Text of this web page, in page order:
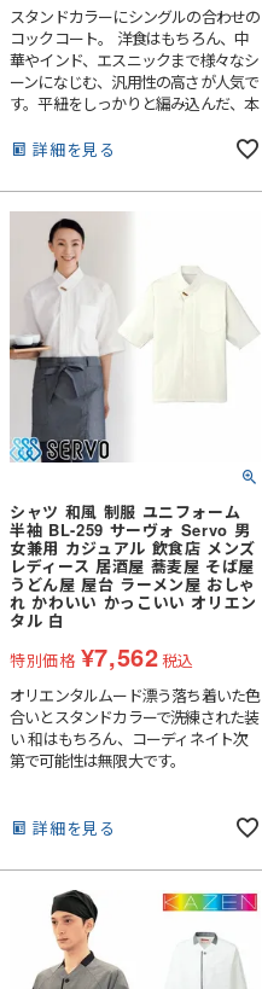
スタンドカラーにシングルの合わせの
コックコート。 洋食はもちろん、中
華やインド、エスニックまで様々なシ
ーンになじむ、汎用性の高さが人気で
す。平紐をしっかりと編み込んだ、本
す。左胸片玉縁ポケット付き。
詳細を見る
シャツ 和風 制服 ユニフォーム
半袖 BL-259 サーヴォ Servo 男
女兼用 カジュアル 飲食店 メンズ
レディース 居酒屋 蕎麦屋 そば屋
うどん屋 屋台 ラーメン屋 おしゃ
れ かわいい かっこいい オリエン
タル 白
特別価格 ¥7,562税込
オリエンタルムード漂う落ち着いた色
合いとスタンドカラーで洗練された装
い 和はもちろん、コーディネイト次
第で可能性は無限大です。
詳細を見る